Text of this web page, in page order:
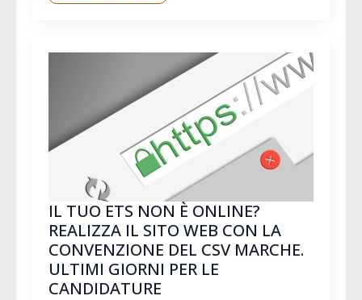
IL TUO ETS NON È ONLINE?
REALIZZA IL SITO WEB CON LA
CONVENZIONE DEL CSV MARCHE.
ULTIMI GIORNI PER LE
CANDIDATURE